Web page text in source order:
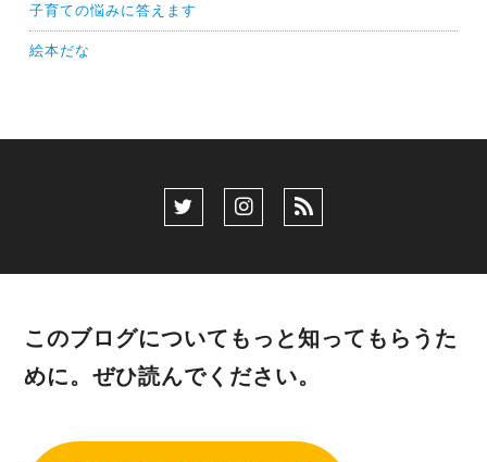
子育ての悩みに答えます
絵本だな
このブログについてもっと知ってもらうた
めに。ぜひ読んでください。